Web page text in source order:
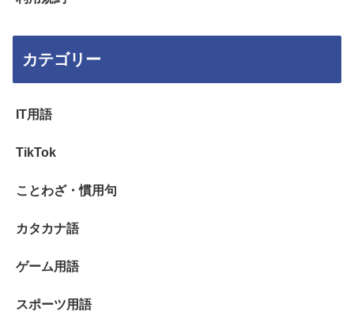
カテゴリー
IT用語
TikTok
ことわざ・慣用句
カタカナ語
ゲーム用語
スポーツ用語